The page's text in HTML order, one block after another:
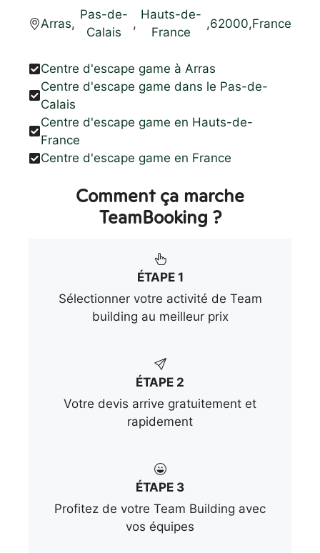
Arras,
Pas-de-
Calais
,
Hauts-de-
France
,62000,France
Centre d'escape game à Arras
Centre d'escape game dans le Pas-de-
Calais
Centre d'escape game en Hauts-de-
France
Centre d'escape game en France
Comment ça marche
TeamBooking ?
ÉTAPE 1
Sélectionner votre activité de Team
building au meilleur prix
ÉTAPE 2
Votre devis arrive gratuitement et
rapidement
ÉTAPE 3
Profitez de votre Team Building avec
vos équipes